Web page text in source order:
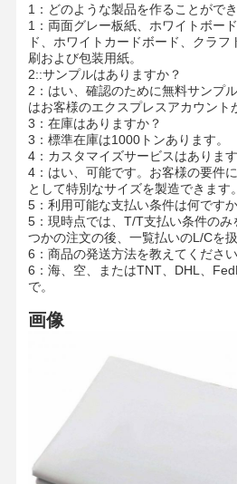
クラフト紙
波紋紙
新聞用紙のペーパー
ストーンペーパー
コピー用紙
紙箱
紙のワイヤスループ
1：どのような製品を作ることがで
1：両面グレー板紙、ホワイトボー
ド、ホワイトカードボード、クラ
刷および包装用紙。
2::サンプルはありますか？
2：はい、確認のために無料サンプ
はお客様のエクスプレスアカウント
3：在庫はありますか？
3：標準在庫は1000トンあります。
4：カスタマイズサービスはありま
4：はい、可能です。お客様の要件
として特別なサイズを製造できます。
5：利用可能な支払い条件は何です
5：現時点では、T/T支払い条件のみ
つかの注文の後、一覧払いのL/Cを
6：商品の発送方法を教えてください
6：海、空、またはTNT、DHL、
で。
画像